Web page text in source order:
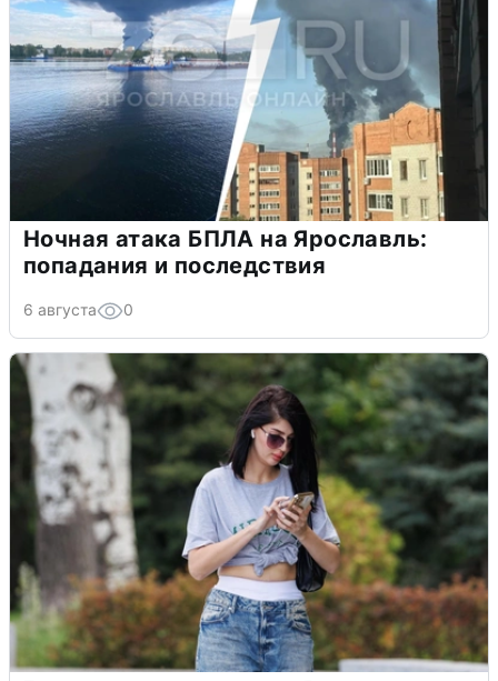
Ночная атака БПЛА на Ярославль:
попадания и последствия
6 августа 0